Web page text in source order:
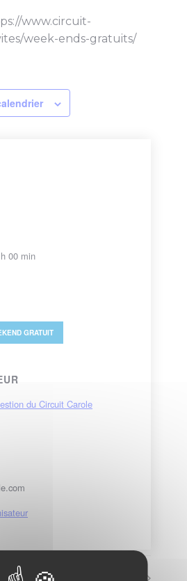
www.circuit-
week-ends-gratuits/
00 min
GRATUIT
du Circuit Carole